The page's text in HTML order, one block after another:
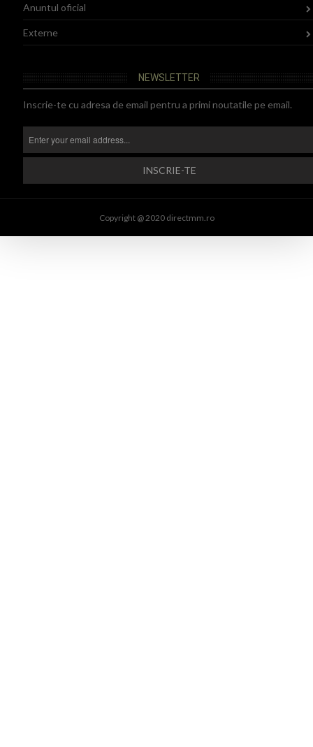
Anuntul oficial
Externe
NEWSLETTER
Inscrie-te cu adresa de email pentru a primi noutatile pe email.
Copyright @ 2020 directmm.ro